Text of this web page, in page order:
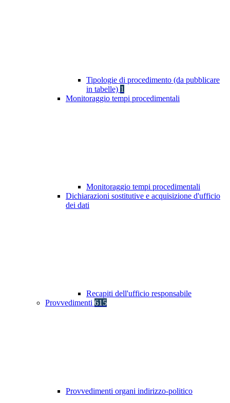
Tipologie di procedimento (da pubblicare
in tabelle) 1
Monitoraggio tempi procedimentali
Monitoraggio tempi procedimentali
Dichiarazioni sostitutive e acquisizione d'ufficio
dei dati
Recapiti dell'ufficio responsabile
Provvedimenti 615
Provvedimenti organi indirizzo-politico